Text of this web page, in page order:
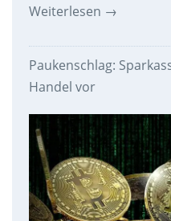
Weiterlesen →
Paukenschlag:
Handel vor